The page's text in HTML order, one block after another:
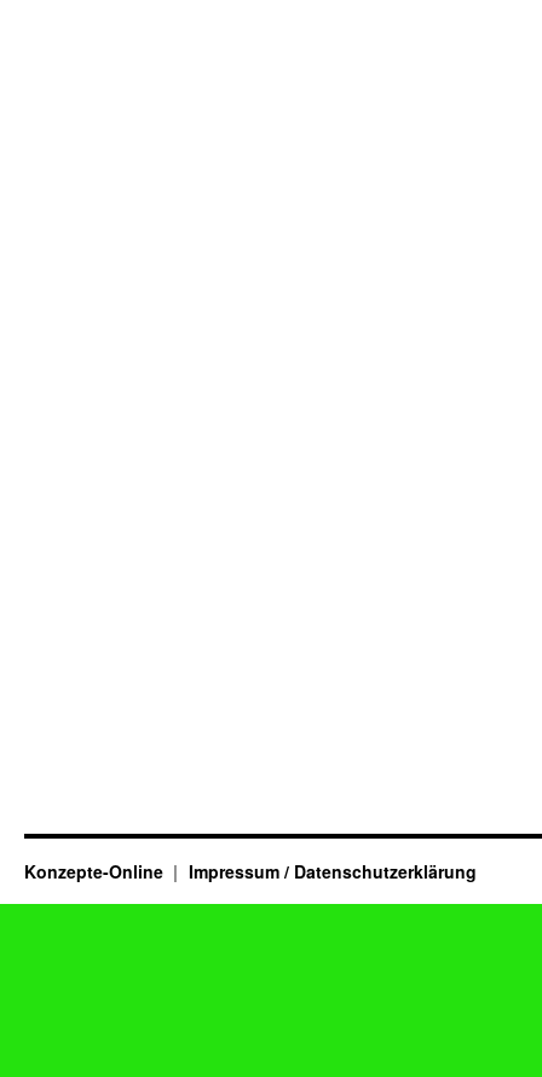
Konzepte-Online Impressum / Datenschutzerklärung